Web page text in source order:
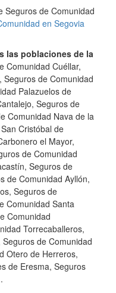
Seguros de Comunidad
en Segovia
las poblaciones de la
Comunidad Cuéllar,
Seguros de Comunidad
Palazuelos de
Seguros de
Comunidad Nava de la
Cristóbal de
el Mayor,
de Comunidad
Seguros de
de Comunidad Ayllón,
Seguros de
Comunidad Santa
Comunidad
Torrecaballeros,
de Comunidad
Otero de Herreros,
de Eresma, Seguros